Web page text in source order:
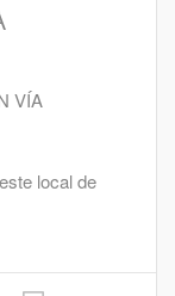
VÍA
local de